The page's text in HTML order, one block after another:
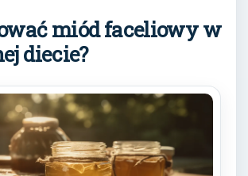
miód faceliowy w
diecie?